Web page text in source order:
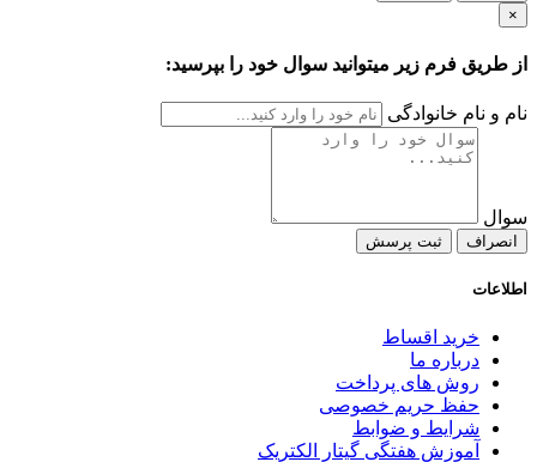
×
از طریق فرم زیر میتوانید سوال خود را بپرسید:
نام و نام خانوادگی
سوال
انصراف ثبت پرسش
اطلاعات
خرید اقساط
درباره ما
روش های پرداخت
حفظ حریم خصوصی
شرایط و ضوابط
آموزش هفتگی گیتار الکتریک